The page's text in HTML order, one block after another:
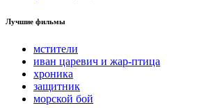
Лучшие фильмы
мстители
иван царевич и жар-птица
хроника
защитник
морской бой